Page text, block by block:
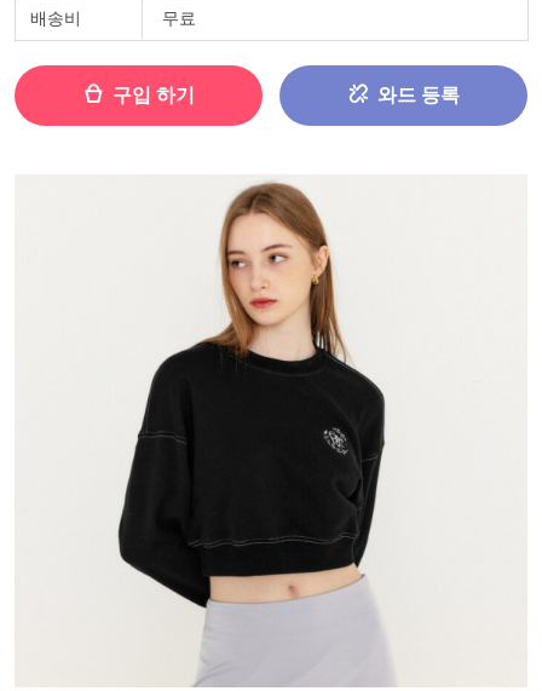
배송비 무료
구입 하기 와드 등록